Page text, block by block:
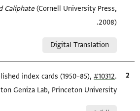
Caliphate (Cornell University Press,
2008).
Digital Translation
الاقتباس المرجعيindex cards (1950–85),#10312
Geniza Lab, Princeton University.